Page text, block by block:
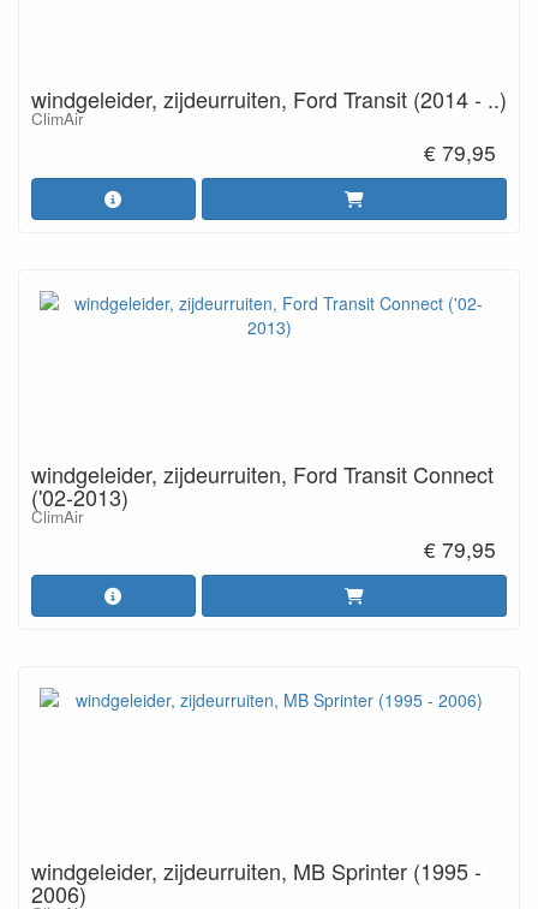
windgeleider, zijdeurruiten, Ford Transit (2014 - ..)
ClimAir
€ 79,95
windgeleider, zijdeurruiten, Ford Transit Connect
('02-2013)
ClimAir
€ 79,95
windgeleider, zijdeurruiten, MB Sprinter (1995 -
2006)